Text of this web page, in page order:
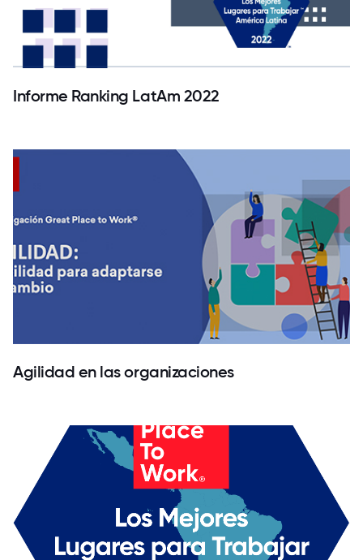
Informe Ranking LatAm 2022
Agilidad en las organizaciones